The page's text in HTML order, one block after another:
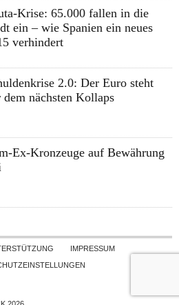
Krise: 65.000 fallen in die
ein – wie Spanien ein neues
verhindert
2.0: Der Euro steht
dem nächsten Kollaps
Ex-Kronzeuge auf Bewährung
Skip to contentIMPRESSUM